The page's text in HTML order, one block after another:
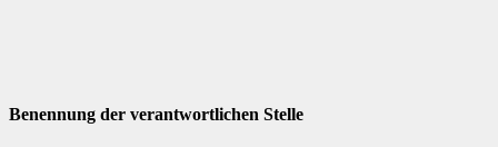
Benennung der verantwortlichen Stelle